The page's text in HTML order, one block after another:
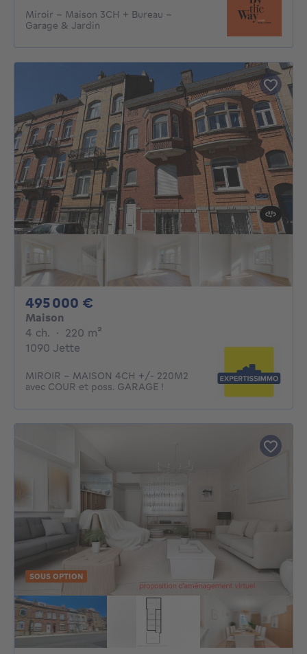
Miroir - Maison 3CH + Bureau -
Garage & Jardin
495 000 €
Maison
4 ch. 4 chambres
· 220 m²
1090 Jette
MIROIR - MAISON 4CH +/- 220M2
avec COUR et poss. GARAGE !
SOUS OPTION